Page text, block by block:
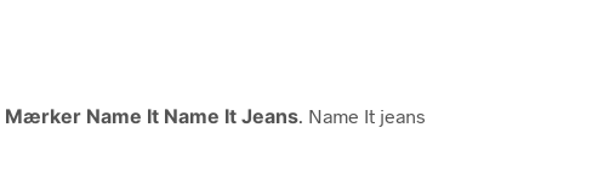
Mærker Name It Name It Jeans . Name It jeans